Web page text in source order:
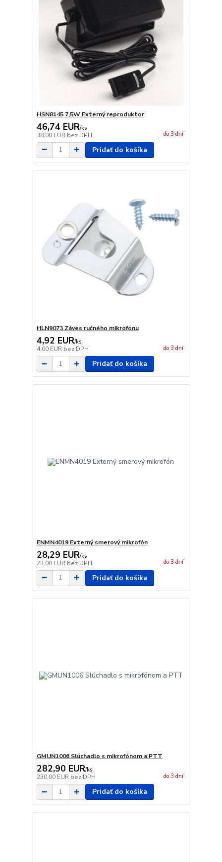
HSN8145 7,5W Externý reproduktor
46,74 EUR/ks
38,00 EUR bez DPH do 3 dní
Pridať do košíka
HLN9073 Záves ručného mikrofónu
4,92 EUR/ks
4,00 EUR bez DPH do 3 dní
Pridať do košíka
ENMN4019 Externý smerový mikrofón
28,29 EUR/ks
23,00 EUR bez DPH do 3 dní
Pridať do košíka
GMUN1006 Slúchadlo s mikrofónom a PTT
282,90 EUR/ks
230,00 EUR bez DPH do 3 dní
Pridať do košíka